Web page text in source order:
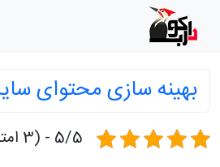
بهینه سازی محتوای
5/5 - (3 امتیاز)